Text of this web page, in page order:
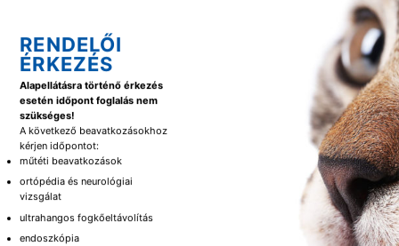
RENDELŐI
ÉRKEZÉS
Alapellátásra történő érkezés
esetén időpont foglalás nem
szükséges!
A következő beavatkozásokhoz
kérjen időpontot:
műtéti beavatkozások
ortópédia és neurológiai
vizsgálat
ultrahangos fogkőeltávolítás
endoszkópia